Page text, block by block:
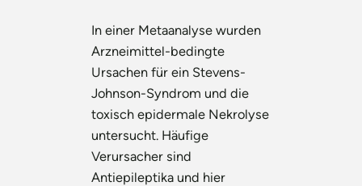
In einer Metaanalyse wurden
Arzneimittel-bedingte
Ursachen für ein Stevens-
Johnson-Syndrom und die
toxisch epidermale Nekrolyse
untersucht. Häufige
Verursacher sind
Antiepileptika und hier